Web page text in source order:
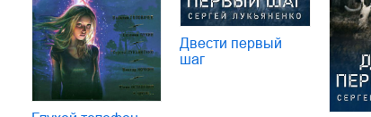
Двести первый
шаг